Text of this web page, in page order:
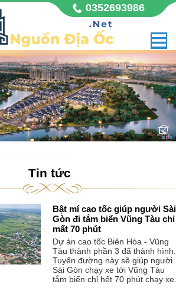
0352693986
Tin tức
Bật mí cao tốc giúp người Sài
Gòn đi tắm biển Vũng Tàu chỉ
mất 70 phút
Dự án cao tốc Biên Hòa - Vũng
Tàu thành phần 3 đã thành hình.
Tuyến đường này sẽ giúp người
Sài Gòn chạy xe tới Vũng Tàu
tắm biển chỉ hết 70 phút chạy xe.